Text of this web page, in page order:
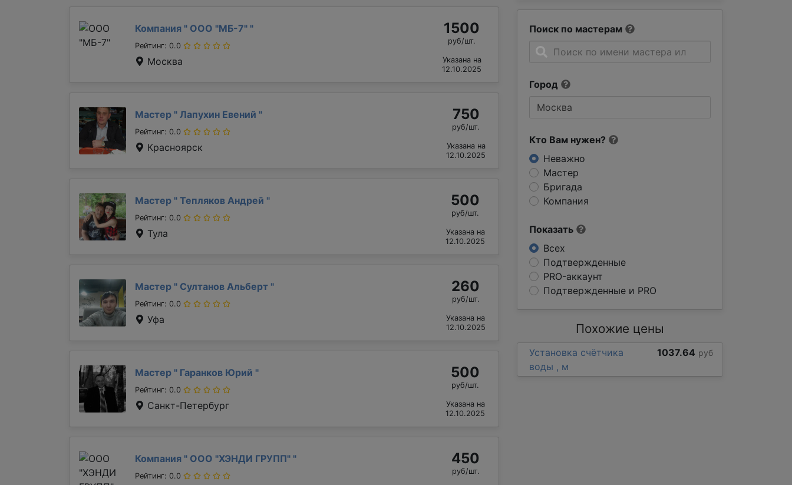
Поиск по мастерам
Город
Кто Вам нужен?
Неважно
Мастер
Бригада
Компания
Показать
Всех
Подтвержденные
PRO-аккаунт
Подтвержденные и PRO
Компания " ООО "МБ-7" "
Рейтинг: 0.0
Москва
1500
руб/шт.
Указана на
12.10.2025
Мастер " Лапухин Евений "
Рейтинг: 0.0
Красноярск
750
руб/шт.
Указана на
12.10.2025
Мастер " Тепляков Андрей "
Рейтинг: 0.0
Тула
500
руб/шт.
Указана на
12.10.2025
Мастер " Султанов Альберт "
Рейтинг: 0.0
Уфа
260
руб/шт.
Указана на
12.10.2025
Мастер " Гаранков Юрий "
Рейтинг: 0.0
Санкт-Петербург
500
руб/шт.
Указана на
12.10.2025
Компания " ООО "ХЭНДИ ГРУПП" "
Рейтинг: 0.0
450
руб/шт.
Похожие цены
Установка счётчика
воды , м
1037.64 руб